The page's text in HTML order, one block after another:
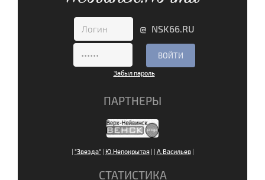
@ NSK66.RU
Забыл пароль
ПАРТНЕРЫ
"Звезда"| Ю.Непокрытая| А.Васильев|
СТАТИСТИКА